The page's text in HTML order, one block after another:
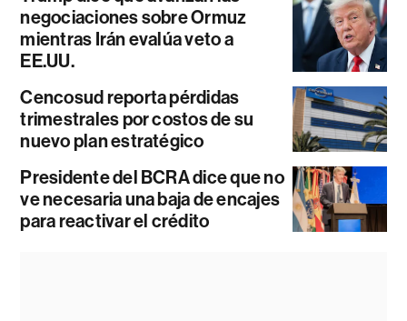
negociaciones sobre Ormuz
mientras Irán evalúa veto a
EE.UU.
Cencosud reporta pérdidas
trimestrales por costos de su
nuevo plan estratégico
Presidente del BCRA dice que no
ve necesaria una baja de encajes
para reactivar el crédito